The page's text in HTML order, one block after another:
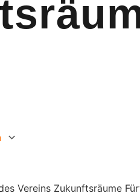
Vereins Zukunftsräume